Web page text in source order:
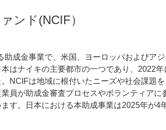
ンド(NCIF）
成金事業で、米国、ヨーロッパおよびア
はナイキの主要都市の一つであり、2022年
NCIFは地域に根付いたニーズや社会課題を
員が助成金審査プロセスやボランティアに
す。日本における本助成事業は2025年が4